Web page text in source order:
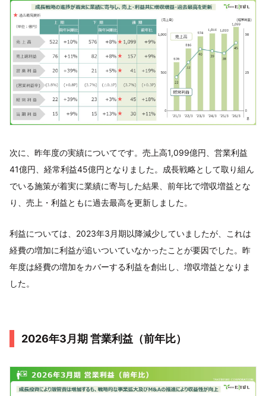
次に、昨年度の実績についてです。売上高1,099億円、営業利益
41億円、経常利益45億円となりました。成長戦略として取り組ん
でいる施策が着実に業績に寄与した結果、前年比で増収増益とな
り、売上・利益ともに過去最高を更新しました。
利益については、2023年3月期以降減少していましたが、これは
経費の増加に利益が追いついていなかったことが要因でした。昨
年度は経費の増加をカバーする利益を創出し、増収増益となりま
した。
2026年3月期 営業利益（前年比）